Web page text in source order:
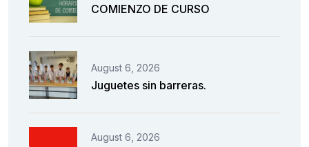
COMIENZO DE CURSO
August 6, 2026
Juguetes sin barreras.
August 6, 2026